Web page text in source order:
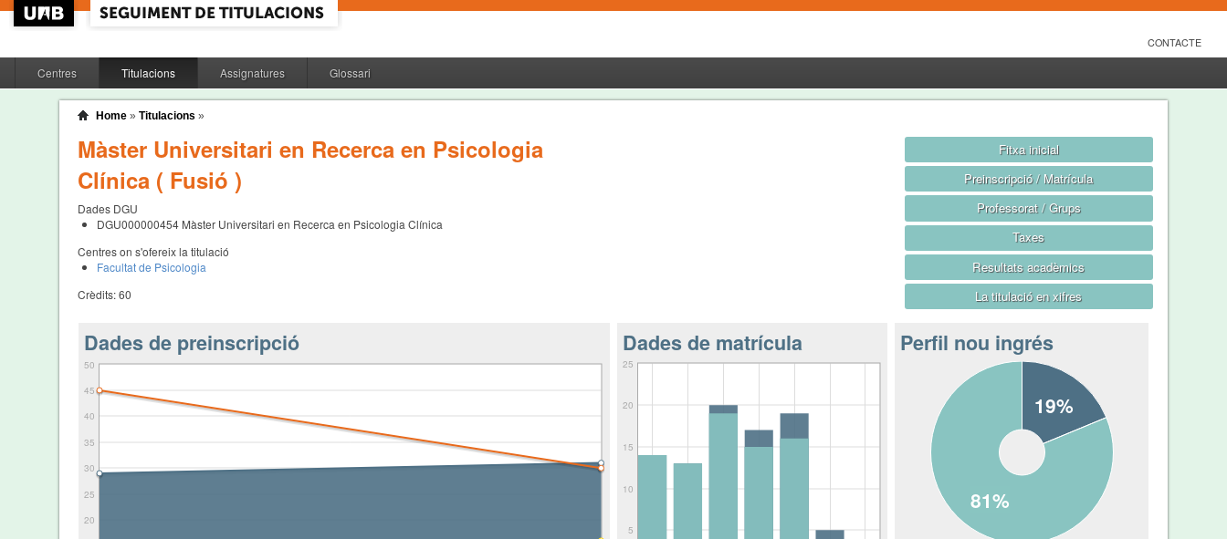
CONTACTE
Centres Titulacions Assignatures Glossari
Home» Titulacions »
Màster Universitari en Recerca en Psicologia
Clínica ( Fusió )
Dades DGU
DGU000000454 Màster Universitari en Recerca en Psicologia Clínica
Centres on s'ofereix la titulació
Facultat de Psicologia
Crèdits:60
Fitxa inicial
Preinscripció / Matrícula
Professorat / Grups
Taxes
Resultats acadèmics
La titulació en xifres
Perfil nou ingrés
19%
81%
Dades de matrícula
5
10
15
20
25
Dades de preinscripció
20
25
30
35
40
45
50